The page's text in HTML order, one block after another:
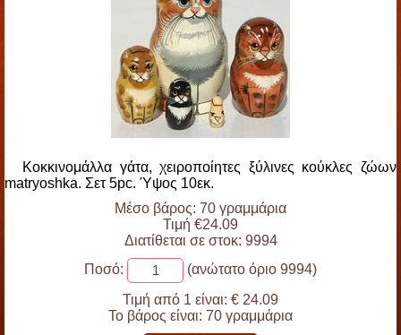
Κοκκινομάλλα γάτα, χειροποίητες ξύλινες κούκλες ζώων
matryoshka. Σετ 5pc. Ύψος 10εκ.
Μέσο βάρος: 70 γραμμάρια
Τιμή €24.09
Διατίθεται σε στοκ: 9994
Ποσό:
(ανώτατο όριο 9994)
Τιμή από 1 είναι: € 24.09
Το βάρος είναι: 70 γραμμάρια